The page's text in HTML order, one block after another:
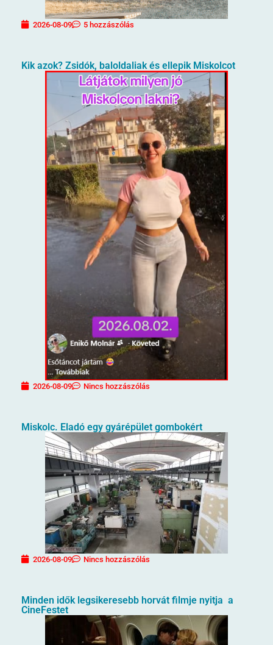
2026-08-09 5 hozzászólás
Kik azok? Zsidók, baloldaliak és ellepik Miskolcot
2026-08-09 Nincs hozzászólás
Miskolc. Eladó egy gyárépület gombokért
2026-08-09 Nincs hozzászólás
Minden idők legsikeresebb horvát filmje nyitja a
CineFestet